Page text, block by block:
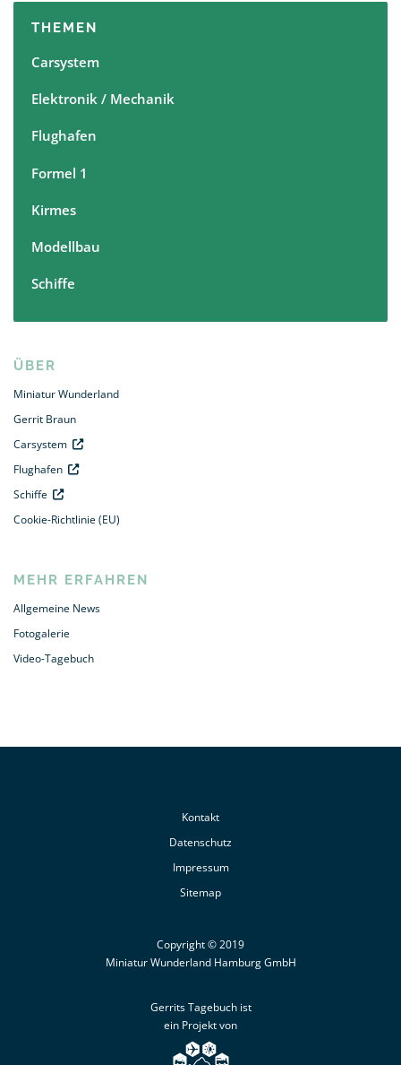
THEMEN
Carsystem
Elektronik / Mechanik
Flughafen
Formel 1
Kirmes
Modellbau
Schiffe
ÜBER
Miniatur Wunderland
Gerrit Braun
Carsystem
Flughafen
Schiffe
Cookie-Richtlinie (EU)
MEHR ERFAHREN
Allgemeine News
Fotogalerie
Video-Tagebuch
Kontakt
Datenschutz
Impressum
Sitemap
Copyright © 2019
Miniatur Wunderland Hamburg GmbH
Gerrits Tagebuch ist
ein Projekt von